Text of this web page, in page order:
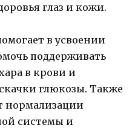
глаз и кожи.
в усвоении
поддерживать
в крови и
глюкозы. Также
нормализации
системы и